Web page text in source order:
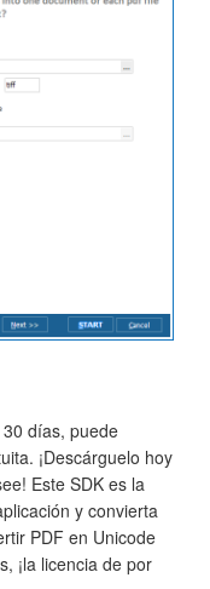
días, puede
¡Descárguelo hoy
Este SDK es la
y convierta
PDF en Unicode
¡la licencia de por